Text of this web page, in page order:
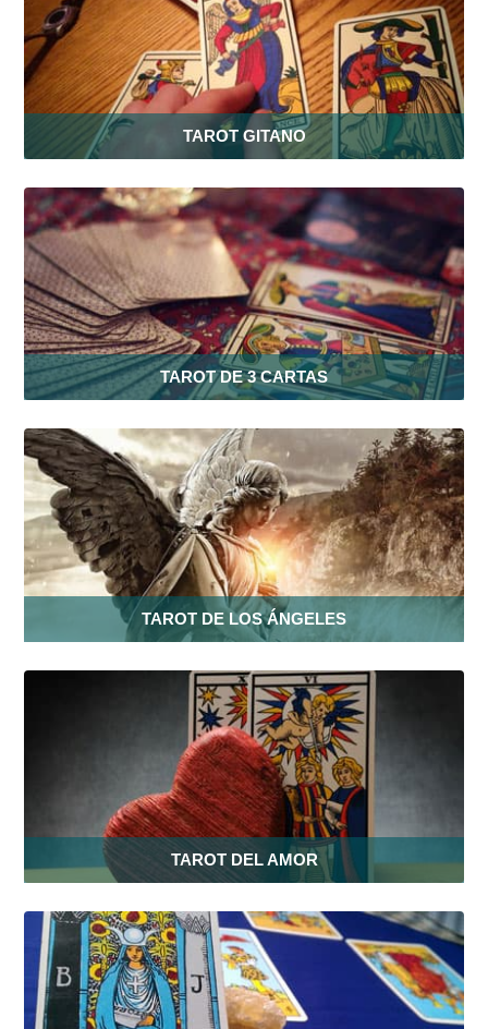
TAROT GITANO
TAROT DE 3 CARTAS
TAROT DE LOS ÁNGELES
TAROT DEL AMOR